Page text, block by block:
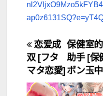
文
章
导
保健室
助手 [保
ボン玉
恋爱成
双 [フタ
マタ恋愛]